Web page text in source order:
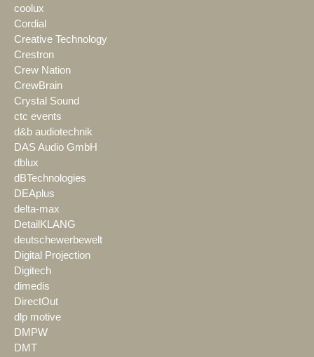
coolux
Cordial
Creative Technology
Crestron
Crew Nation
CrewBrain
Crystal Sound
ctc events
d&b audiotechnik
DAS Audio GmbH
dblux
dBTechnologies
DEAplus
delta-max
DetailKLANG
deutschewerbewelt
Digital Projection
Digitech
dimedis
DirectOut
dlp motive
DMPW
DMT